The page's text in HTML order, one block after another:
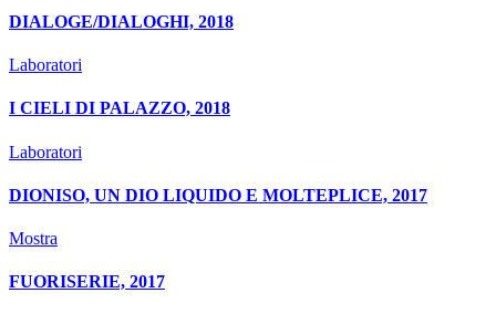
DIALOGE/DIALOGHI, 2018
Laboratori
I CIELI DI PALAZZO, 2018
Laboratori
DIONISO, UN DIO LIQUIDO E MOLTEPLICE, 2017
Mostra
FUORISERIE, 2017